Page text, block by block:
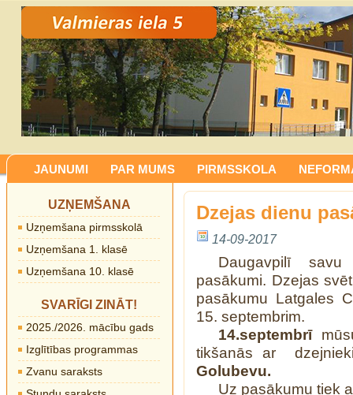
JAUNUMI PAR MUMS PIRMSSKOLA
UZŅEMŠANA
Uzņemšana pirmsskolā
Uzņemšana 1. klasē
Uzņemšana 10. klasē
SVARĪGI ZINĀT!
2025./2026. mācību gads
Izglītības programmas
Zvanu saraksts
Dzejas dienu
14-09-2017
Daugavpilī
pasākumi. Dzejas
pasākumu Latgales
15. septembrim.
14.septembrī
tikšanās ar
Golubevu.
Uz pasākumu tiek